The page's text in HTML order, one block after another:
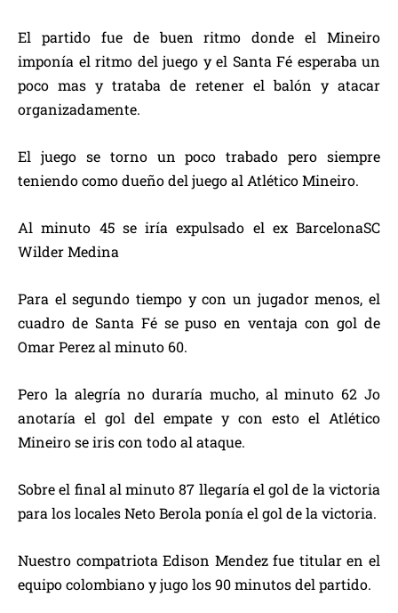
El partido fue de buen ritmo donde el Mineiro
imponía el ritmo del juego y el Santa Fé esperaba un
poco mas y trataba de retener el balón y atacar
organizadamente.
El juego se torno un poco trabado pero siempre
teniendo como dueño del juego al Atlético Mineiro.
Al minuto 45 se iría expulsado el ex BarcelonaSC
Wilder Medina
Para el segundo tiempo y con un jugador menos, el
cuadro de Santa Fé se puso en ventaja con gol de
Omar Perez al minuto 60.
Pero la alegría no duraría mucho, al minuto 62 Jo
anotaría el gol del empate y con esto el Atlético
Mineiro se iris con todo al ataque.
Sobre el final al minuto 87 llegaría el gol de la victoria
para los locales Neto Berola ponía el gol de la victoria.
Nuestro compatriota Edison Mendez fue titular en el
equipo colombiano y jugo los 90 minutos del partido.